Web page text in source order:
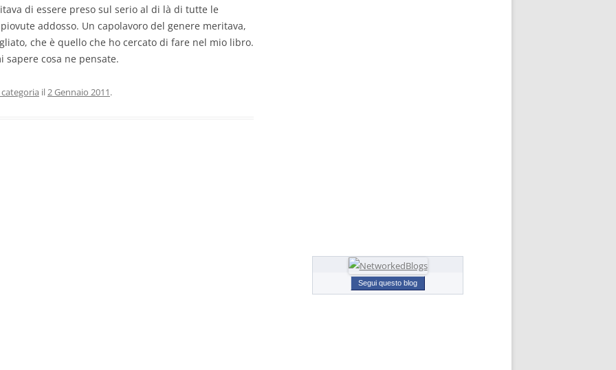
di essere preso sul serio al di là di tutte le
addosso. Un capolavoro del genere meritava,
che è quello che ho cercato di fare nel mio libro.
sapere cosa ne pensate.
categoria il2 Gennaio 2011.
Segui questo blog